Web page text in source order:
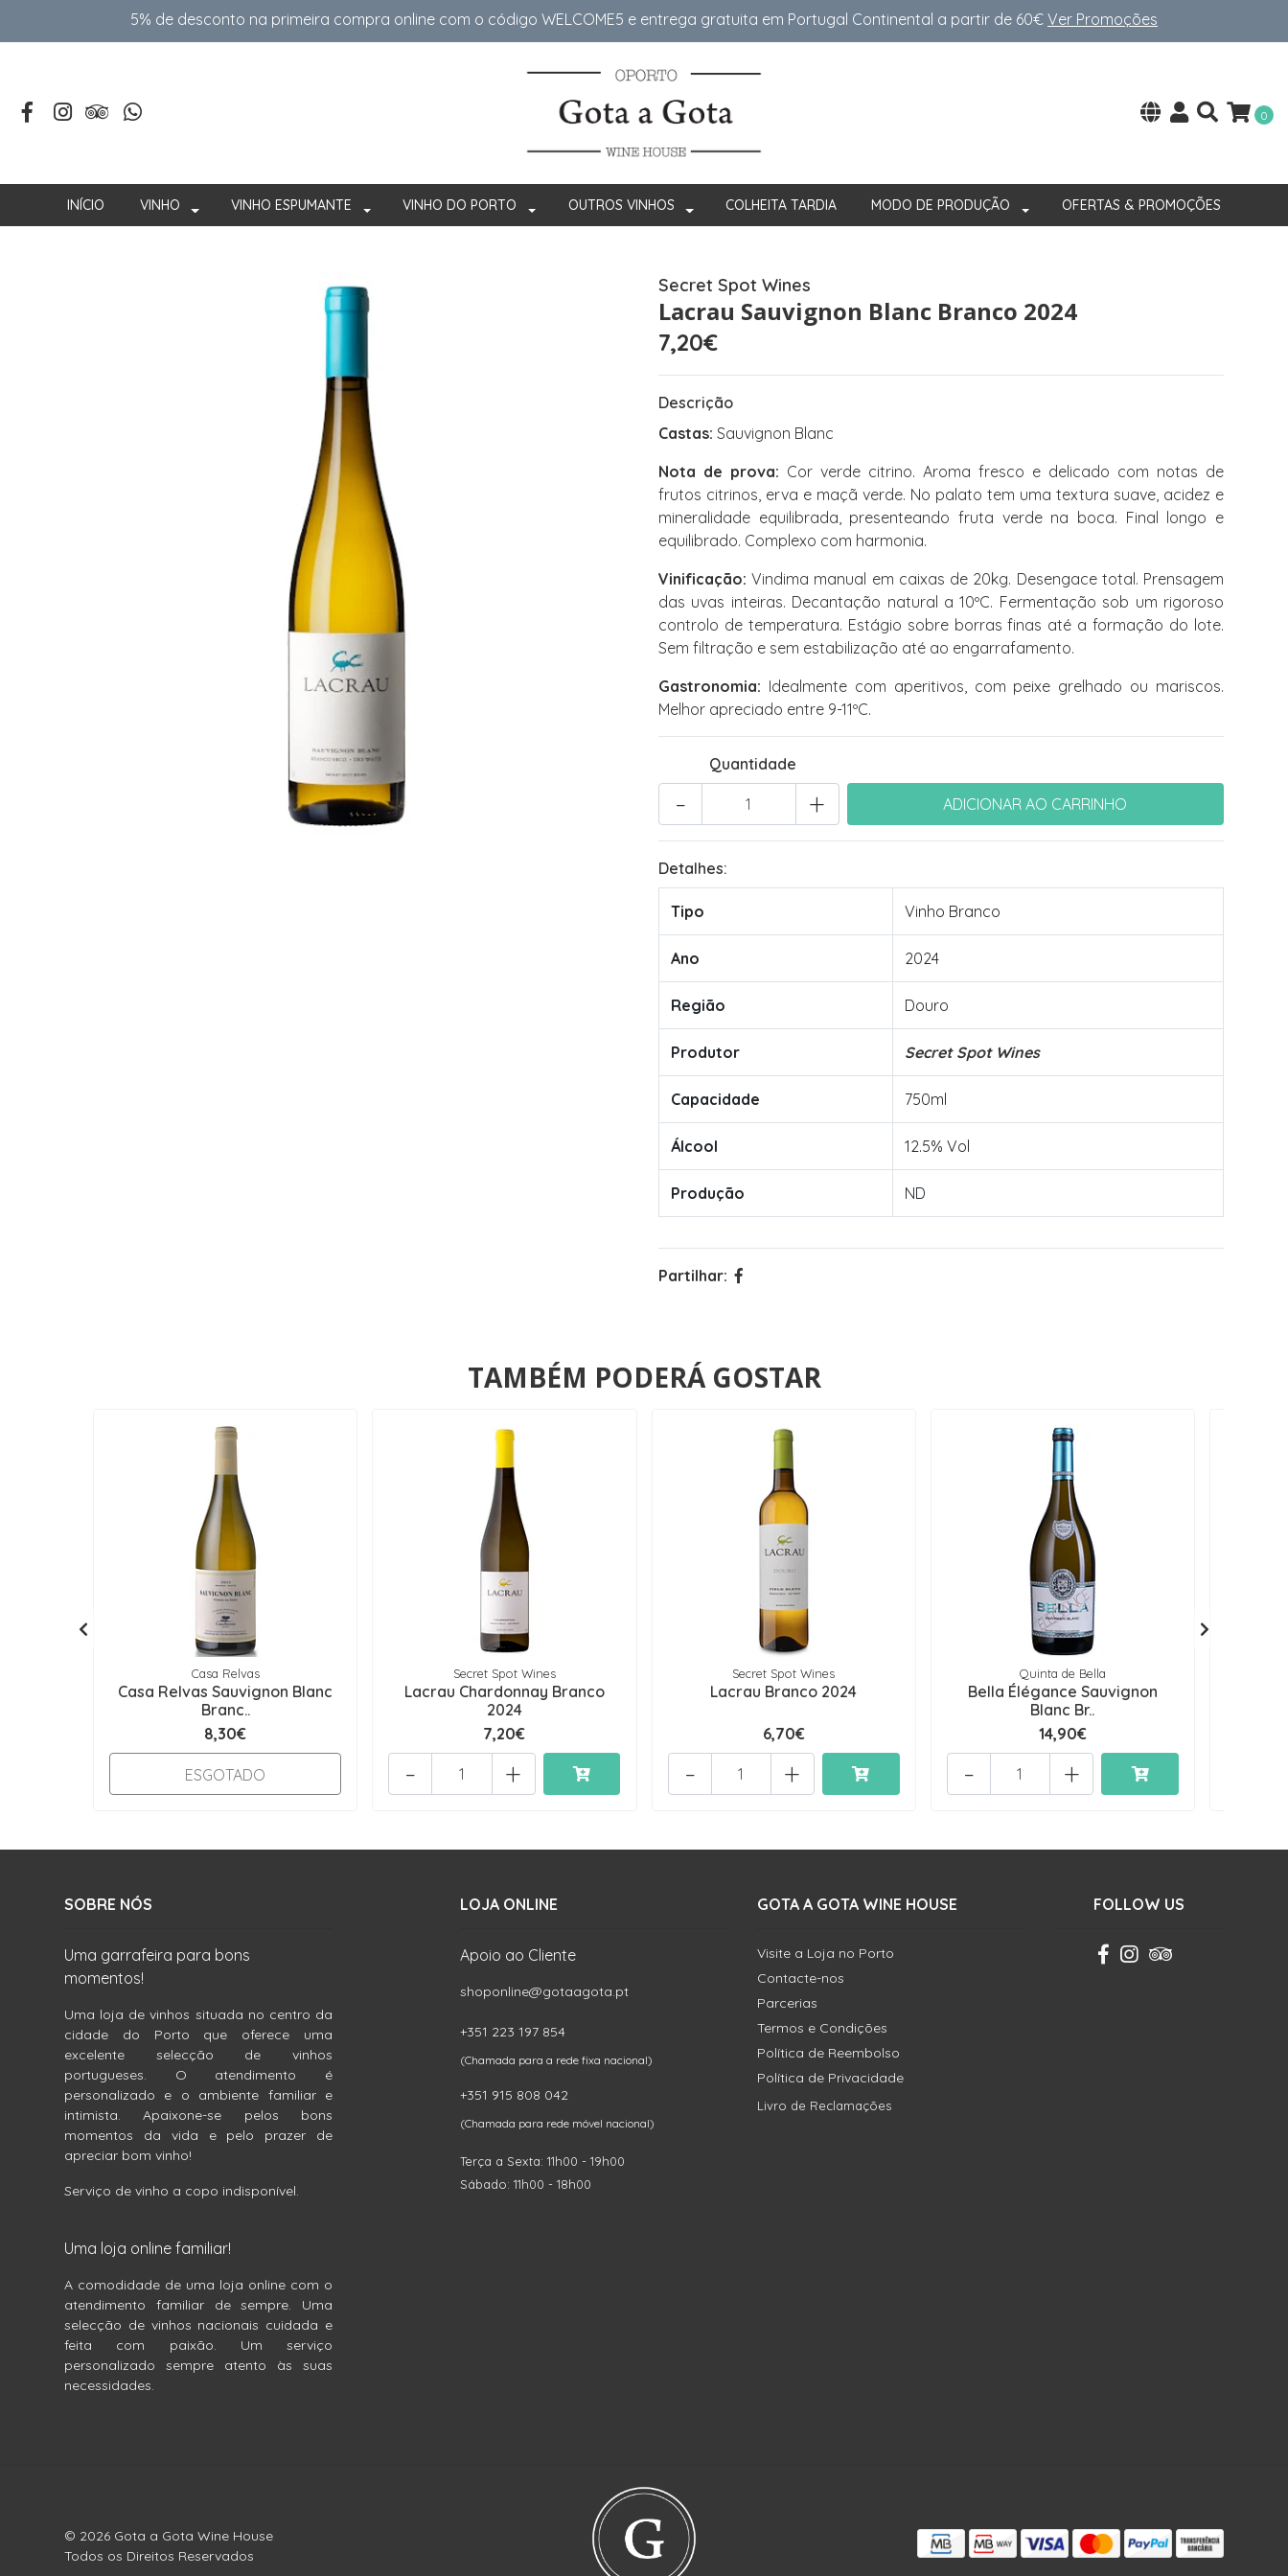
5% de desconto na primeira compra online com o código WELCOME5 e entrega gratuita em Portugal Continental a partir de 60€ Ver Promoções
0
INÍCIO VINHO VINHO ESPUMANTE VINHO DO PORTO OUTROS VINHOS COLHEITA TARDIA MODO DE PRODUÇÃO OFERTAS & PROMOÇÕES
Secret Spot Wines
Lacrau Sauvignon Blanc Branco 2024
7,20€
Descrição
Castas: Sauvignon Blanc
Nota de prova: Cor verde citrino. Aroma fresco e delicado com notas de
frutos citrinos, erva e maçã verde. No palato tem uma textura suave, acidez e
mineralidade equilibrada, presenteando fruta verde na boca. Final longo e
equilibrado. Complexo com harmonia.
Vinificação: Vindima manual em caixas de 20kg. Desengace total. Prensagem
das uvas inteiras. Decantação natural a 10ºC. Fermentação sob um rigoroso
controlo de temperatura. Estágio sobre borras finas até a formação do lote.
Sem filtração e sem estabilização até ao engarrafamento.
Gastronomia: Idealmente com aperitivos, com peixe grelhado ou mariscos.
Melhor apreciado entre 9-11ºC.
Quantidade
+
-
Detalhes:
Tipo Vinho Branco
Ano 2024
Região Douro
Produtor Secret Spot Wines
Capacidade 750ml
Álcool 12.5% Vol
Produção ND
Partilhar:
TAMBÉM PODERÁ GOSTAR
Casa Relvas
Casa Relvas Sauvignon Blanc
Branc..
8,30€
ESGOTADO
Secret Spot Wines
Lacrau Chardonnay Branco
2024
7,20€
+
-
Secret Spot Wines
Lacrau Branco 2024
6,70€
+
-
Quinta de Bella
Bella Élégance Sauvignon
Blanc Br..
14,90€
+
-
SOBRE NÓS
Uma garrafeira para bons
momentos!
Uma loja de vinhos situada no centro da
cidade do Porto que oferece uma
excelente selecção de vinhos
portugueses. O atendimento é
personalizado e o ambiente familiar e
intimista. Apaixone-se pelos bons
momentos da vida e pelo prazer de
apreciar bom vinho!
Serviço de vinho a copo indisponível.
Uma loja online familiar!
A comodidade de uma loja online com o
atendimento familiar de sempre. Uma
selecção de vinhos nacionais cuidada e
feita com paixão. Um serviço
personalizado sempre atento às suas
necessidades.
LOJA ONLINE
Apoio ao Cliente
shoponline@gotaagota.pt
+351 223 197 854
(Chamada para a rede fixa nacional)
+351 915 808 042
(Chamada para rede móvel nacional)
Terça a Sexta: 11h00 - 19h00
Sábado: 11h00 - 18h00
GOTA A GOTA WINE HOUSE
Visite a Loja no Porto
Contacte-nos
Parcerias
Termos e Condições
Política de Reembolso
Política de Privacidade
Livro de Reclamações
FOLLOW US
© 2026 Gota a Gota Wine House
Todos os Direitos Reservados